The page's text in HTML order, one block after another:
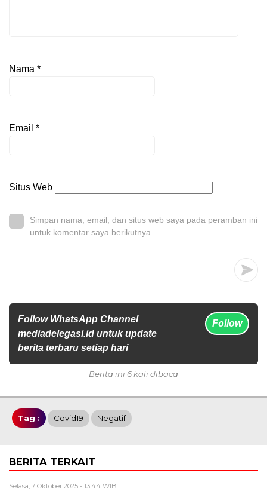
Nama *
Email *
Situs Web
Simpan nama, email, dan situs web saya pada peramban ini
untuk komentar saya berikutnya.
Follow WhatsApp Channel
mediadelegasi.id untuk update
berita terbaru setiap hari
Follow
Berita ini 6 kali dibaca
Tag : Covid19 Negatif
BERITA TERKAIT
Selasa, 7 Oktober 2025 - 13:44 WIB